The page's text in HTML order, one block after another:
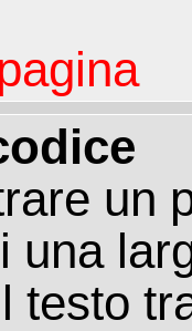
un
una
testo